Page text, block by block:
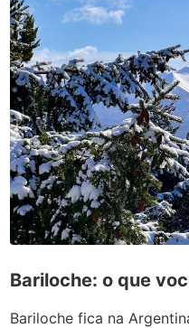
Bariloche: o que
Bariloche fica na